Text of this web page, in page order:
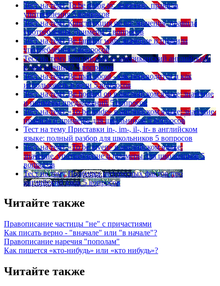
Тест на тему To be going to: значение, правила
употребления 5 вопросов
Тест на тему Конструкция go on: значения, правила
употребления, примеры 5 вопросов
Тест на тему Be familiar with: значение и правила
употребления 5 вопросов
Тест на тему Британский vs американский английский:
в чем разница? 5 вопросов
Тест на тему Be mad about - как переводится и как
использовать в речи 5 вопросов
Тест на тему Be hooked on в английском языке: значение
и примеры предложений 5 вопросов
Тест на тему «To be made» в английском языке: значение,
правила и примеры для школьников 5 вопросов
Тест на тему Приставки in-, im-, il-, ir- в английском
языке: полный разбор для школьников 5 вопросов
Тест на тему «To be given» в английском языке:
значение, употребление и примеры для школьников 5
вопросов
Тест на тему Подборка интересных фактов про
английский язык 5 вопросов
Читайте также
Правописание частицы "не" с причастиями
Как писать верно - "вначале" или "в начале"?
Правописание наречия "пополам"
Как пишется «кто-нибудь» или «кто нибудь»?
Читайте также